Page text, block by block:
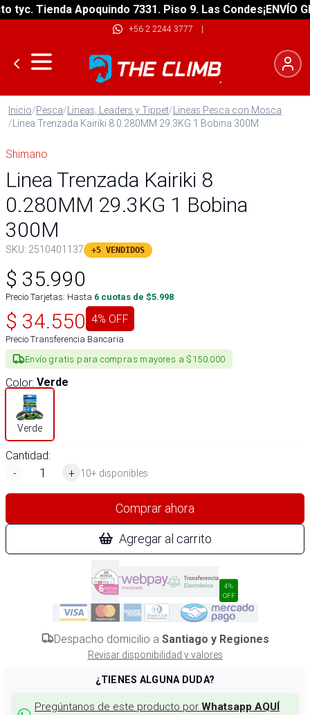
Tienda Apoquindo 7331. Piso 9. Las Condes¡ENVÍO
+56 2 2244 3777 |
Inicio/Pesca/Lineas, Leaders y Tippet/Lineas Pesca con Mosca
/Linea Trenzada Kairiki 8 0.280MM 29.3KG 1 Bobina 300M
Shimano
Linea Trenzada Kairiki 8
0.280MM 29.3KG 1 Bobina
300M
SKU: 2510401137 +5 VENDIDOS
$ 35.990
Precio Tarjetas: Hasta 6 cuotas de $5.998
$ 34.550 4% OFF
Precio Transferencia Bancaria
Envío gratis para compras mayores a $150.000
Color: Verde
Verde
Cantidad:
-
+ 10+ disponibles
Comprar ahora
Agregar al carrito
4%
OFF
Despacho domicilio a Santiago y Regiones
Revisar disponibilidad y valores
¿TIENES ALGUNA DUDA?
Pregúntanos de este producto por Whatsapp AQUÍ